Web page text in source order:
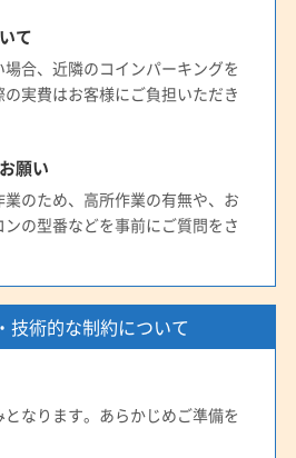
て
合、近隣のコインパーキングを
実費はお客様にご負担いただき
願い
のため、高所作業の有無や、お
の型番などを事前にご質問をさ
技術的な制約について
なります。あらかじめご準備を